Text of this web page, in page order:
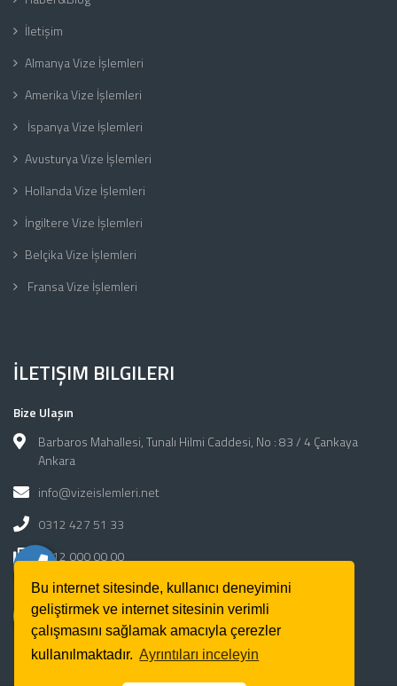
Bu internet sitesinde, kullanıcı deneyimini
geliştirmek ve internet sitesinin verimli
çalışmasını sağlamak amacıyla çerezler
kullanılmaktadır. Ayrıntıları inceleyin
İletişim
Almanya Vize İşlemleri
Amerika Vize İşlemleri
İspanya Vize İşlemleri
Avusturya Vize İşlemleri
Hollanda Vize İşlemleri
İngiltere Vize İşlemleri
Belçika Vize İşlemleri
Fransa Vize İşlemleri
İLETIŞIM BILGILERI
Bize Ulaşın
Barbaros Mahallesi, Tunalı Hilmi Caddesi, No : 83 / 4 Çankaya
Ankara
info@vizeislemleri.net
0312 427 51 33
0312 000 00 00
Çalışma Saatleri
Haftaiçi: 09:00 - 18:30